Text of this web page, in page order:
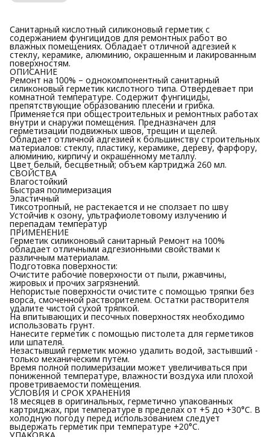
Санитарный кислотный силиконовый герметик с
содержанием фунгицидов для ремонтных работ во
влажных помещениях. Обладает отличной адгезией к
стеклу, керамике, алюминию, окрашенным и лакированным
поверхностям.
ОПИСАНИЕ
Ремонт на 100% – однокомпонентный санитарный
силиконовый герметик кислотного типа. Отвердевает при
комнатной температуре. Содержит фунгициды,
препятствующие образованию плесени и грибка.
Применяется при общестроительных и ремонтных работах
внутри и снаружи помещения. Предназначен для
герметизации подвижных швов, трещин и щелей.
Обладает отличной адгезией к большинству строительных
материалов: стеклу, пластику, керамике, дереву, фарфору,
алюминию, кирпичу и окрашенному металлу.
Цвет белый, бесцветный; объем картриджа 260 мл.
СВОЙСТВА
Влагостойкий
Быстрая полимеризация
Эластичный
Тиксотропный, не растекается и не сползает по шву
Устойчив к озону, ультрафиолетовому излучению и
перепадам температур
ПРИМЕНЕНИЕ
Герметик силиконовый санитарный Ремонт на 100%
обладает отличными адгезионными свойствами к
различным материалам.
Подготовка поверхности:
Очистите рабочие поверхности от пыли, ржавчины,
жировых и прочих загрязнений.
Непористые поверхности очистите с помощью тряпки без
ворса, смоченной растворителем. Остатки растворителя
удалите чистой сухой тряпкой.
На впитывающих и песочных поверхностях необходимо
использовать грунт.
Нанесите герметик с помощью пистолета для герметиков
или шпателя.
Незастывший герметик можно удалить водой, застывший -
только механическим путём.
Время полной полимеризации может увеличиваться при
пониженной температуре, влажности воздуха или плохой
проветриваемости помещения.
УСЛОВИЯ И СРОК ХРАНЕНИЯ
18 месяцев в оригинальных, герметично упакованных
картриджах, при температуре в пределах от +5 до +30°C. В
холодную погоду перед использованием следует
выдержать герметик при температуре +20°C.
УПАКОВКА